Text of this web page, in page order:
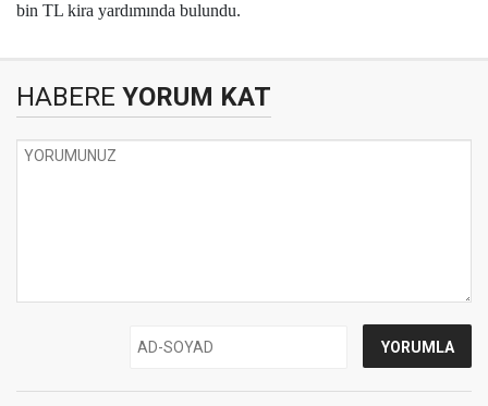
bin TL kira yardımında bulundu.
HABERE YORUM KAT